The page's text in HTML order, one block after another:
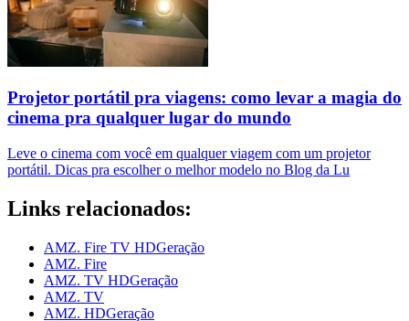
Projetor portátil pra viagens: como levar a magia do
cinema pra qualquer lugar do mundo
Leve o cinema com você em qualquer viagem com um projetor
portátil. Dicas pra escolher o melhor modelo no Blog da Lu
Links relacionados:
AMZ. Fire TV HDGeração
AMZ. Fire
AMZ. TV HDGeração
AMZ. TV
AMZ. HDGeração